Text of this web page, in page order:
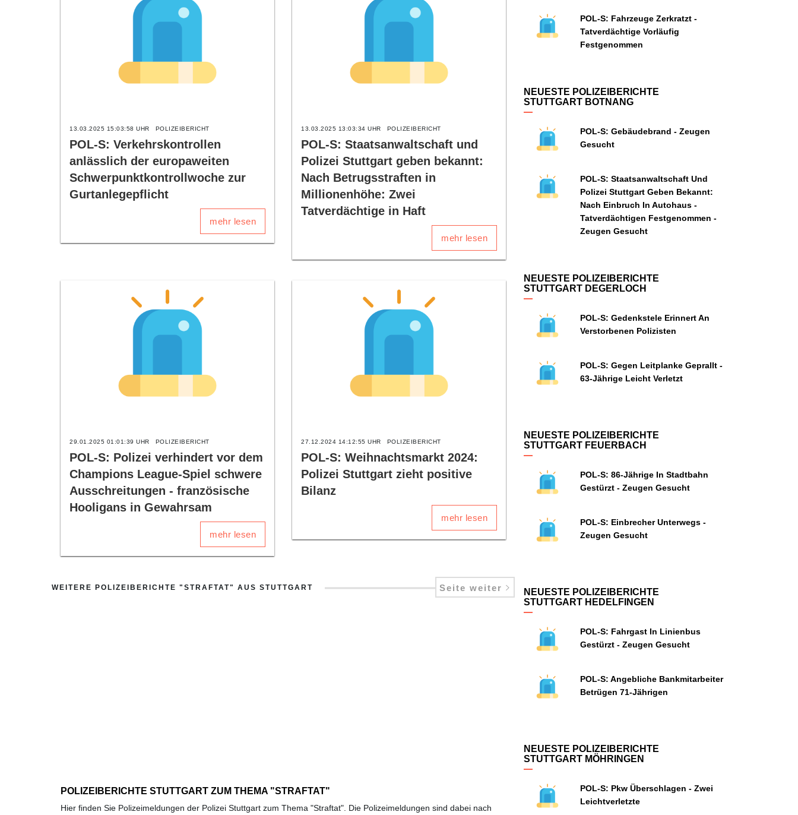
13.03.2025 15:03:58 UHR POLIZEIBERICHT
POL-S: Verkehrskontrollen
anlässlich der europaweiten
Schwerpunktkontrollwoche zur
Gurtanlegepflicht
mehr lesen
13.03.2025 13:03:34 UHR POLIZEIBERICHT
POL-S: Staatsanwaltschaft und
Polizei Stuttgart geben bekannt:
Nach Betrugsstraften in
Millionenhöhe: Zwei
Tatverdächtige in Haft
mehr lesen
29.01.2025 01:01:39 UHR POLIZEIBERICHT
POL-S: Polizei verhindert vor dem
Champions League-Spiel schwere
Ausschreitungen - französische
Hooligans in Gewahrsam
mehr lesen
27.12.2024 14:12:55 UHR POLIZEIBERICHT
POL-S: Weihnachtsmarkt 2024:
Polizei Stuttgart zieht positive
Bilanz
mehr lesen
WEITERE POLIZEIBERICHTE "STRAFTAT" AUS STUTTGART Seite weiter
POLIZEIBERICHTE STUTTGART ZUM THEMA "STRAFTAT"
Hier finden Sie Polizeimeldungen der Polizei Stuttgart zum Thema "Straftat". Die Polizeimeldungen sind dabei nach
POL-S: Fahrzeuge Zerkratzt -
Tatverdächtige Vorläufig
Festgenommen
NEUESTE POLIZEIBERICHTE
STUTTGART BOTNANG
POL-S: Gebäudebrand - Zeugen
Gesucht
POL-S: Staatsanwaltschaft Und
Polizei Stuttgart Geben Bekannt:
Nach Einbruch In Autohaus -
Tatverdächtigen Festgenommen -
Zeugen Gesucht
NEUESTE POLIZEIBERICHTE
STUTTGART DEGERLOCH
POL-S: Gedenkstele Erinnert An
Verstorbenen Polizisten
POL-S: Gegen Leitplanke Geprallt -
63-Jährige Leicht Verletzt
NEUESTE POLIZEIBERICHTE
STUTTGART FEUERBACH
POL-S: 86-Jährige In Stadtbahn
Gestürzt - Zeugen Gesucht
POL-S: Einbrecher Unterwegs -
Zeugen Gesucht
NEUESTE POLIZEIBERICHTE
STUTTGART HEDELFINGEN
POL-S: Fahrgast In Linienbus
Gestürzt - Zeugen Gesucht
POL-S: Angebliche Bankmitarbeiter
Betrügen 71-Jährigen
NEUESTE POLIZEIBERICHTE
STUTTGART MÖHRINGEN
POL-S: Pkw Überschlagen - Zwei
Leichtverletzte